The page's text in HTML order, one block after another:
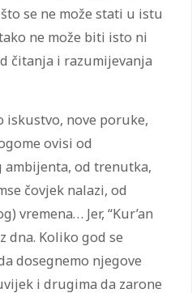
se ne može stati u istu
ne može biti isto ni
čitanja i razumijevanja
iskustvo, nove poruke,
ovisi od
od trenutka,
čovjek nalazi, od
vremena… Jer, “Kur’an
dna. Koliko god se
dosegnemo njegove
i drugima da zarone